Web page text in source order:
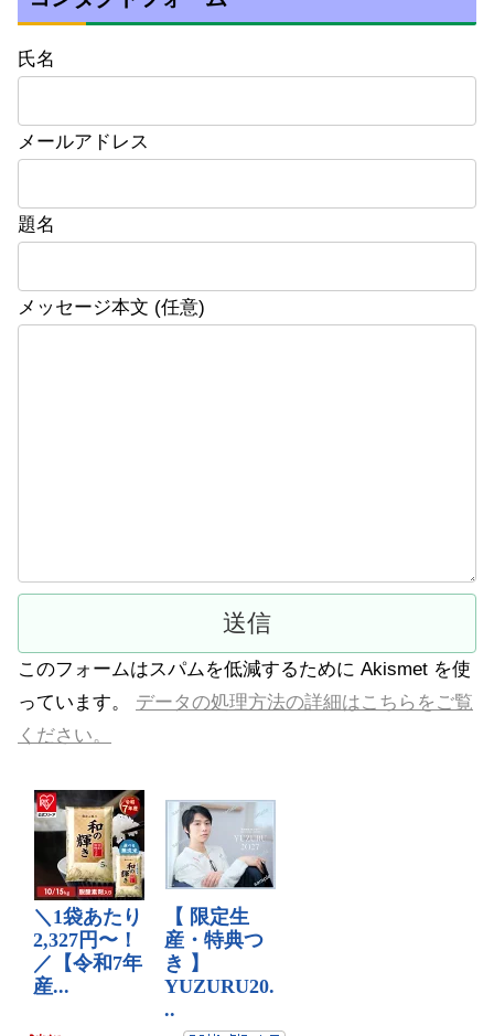
氏名
メールアドレス
題名
メッセージ本文 (任意)
このフォームはスパムを低減するために Akismet を使
っています。 データの処理方法の詳細はこちらをご覧
ください。